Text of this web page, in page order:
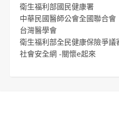
衛生福利部國民健康署
中華民國醫師公會全國聯合會
台灣醫學會
衛生福利部全民健康保險爭議
社會安全網 -關懷e起來